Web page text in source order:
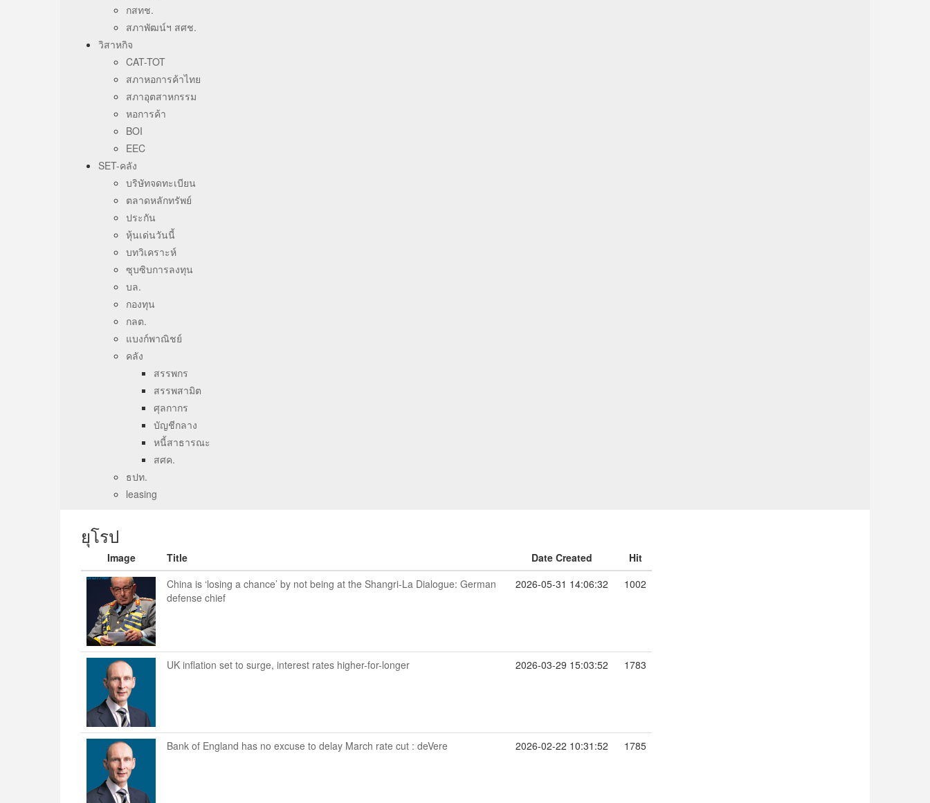
กสทช.
สภาพัฒน์ฯ สศช.
วิสาหกิจ
CAT-TOT
สภาหอการค้าไทย
สภาอุตสาหกรรม
หอการค้า
BOI
EEC
SET-คลัง
บริษัทจดทะเบียน
ตลาดหลักทรัพย์
ประกัน
หุ้นเด่นวันนี้
บทวิเคราะห์
ซุบซิบการลงทุน
บล.
กองทุน
กลต.
แบงก์พาณิชย์
คลัง
สรรพกร
สรรพสามิต
ศุลกากร
บัญชีกลาง
หนี้สาธารณะ
สศค.
ธปท.
leasing
ยุโรป
Image Title Date Created
Hit
China is ‘losing a chance’ by not being at the Shangri-La Dialogue: German
defense chief
2026-05-31 14:06:32 1002
UK inflation set to surge, interest rates higher-for-longer 2026-03-29 15:03:52 1783
Bank of England has no excuse to delay March rate cut : deVere 2026-02-22 10:31:52 1785